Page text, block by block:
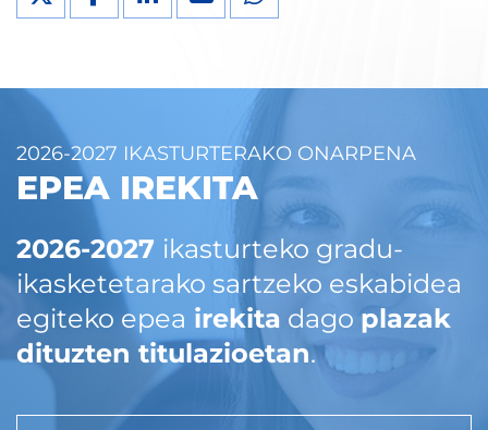
2026-2027 IKASTURTERAKO ONARPENA
EPEA IREKITA
2026-2027 ikasturteko gradu-
ikasketetarako sartzeko eskabidea
egiteko epea irekita dago plazak
dituzten titulazioetan.